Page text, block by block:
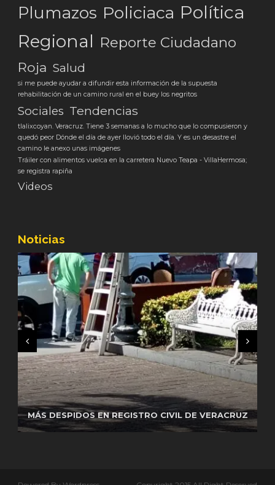
Plumazos Policiaca Política
Regional Reporte Ciudadano
Roja Salud
si me puede ayudar a difundir esta información de la supuesta
rehabilitación de un camino rural en el buey los negritos
Sociales Tendencias
tlalixcoyan. Veracruz. Tiene 3 semanas a lo mucho que lo compusieron y
quedó peor Dónde el día de ayer llovió todo el día. Y es un desastre el
camino le anexo unas imágenes
Tráiler con alimentos vuelca en la carretera Nuevo Teapa - VillaHermosa;
se registra rapiña
Videos
Noticias
MÁS DESPIDOS EN REGISTRO CIVIL DE VERACRUZ
PELEAS EN CETIS 164 DE CUITLÁHUAC
REGUARDA GN SEGURIDAD EN CENTRAL DE
AUTOBUSES DE VERACRUZEL CAPITÁN DE LA
GUARDIA